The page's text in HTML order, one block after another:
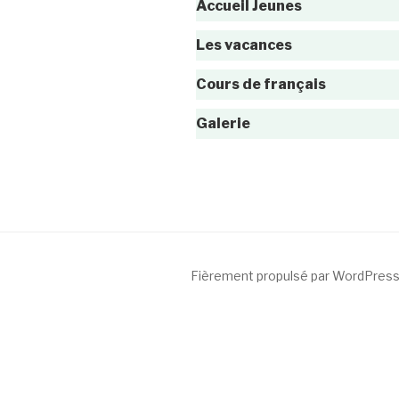
Accueil Jeunes
Les vacances
Cours de français
Galerie
Fièrement propulsé par WordPress